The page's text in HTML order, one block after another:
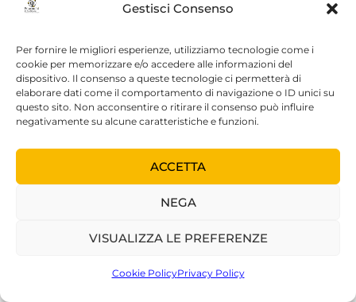
Gestisci Consenso
Per fornire le migliori esperienze, utilizziamo tecnologie come i
cookie per memorizzare e/o accedere alle informazioni del
dispositivo. Il consenso a queste tecnologie ci permetterà di
elaborare dati come il comportamento di navigazione o ID unici su
questo sito. Non acconsentire o ritirare il consenso può influire
negativamente su alcune caratteristiche e funzioni.
ACCETTA
NEGA
VISUALIZZA LE PREFERENZE
Cookie PolicyPrivacy Policy
La psicoanalisi di fronte alle forme attuali
27 Aprile, 2026 Eventi di Psicoanalisi In evidenza
INTERNITÀ Architettura Energia Psiche | a
cura di Ferretti, Gariglio, Macaione
1 Aprile, 2026|Libri
SOSTENITORI